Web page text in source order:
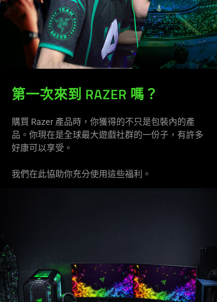
第一次來到 RAZER 嗎？
購買 Razer 產品時，你獲得的不只是包裝內的產
品。你現在是全球最大遊戲社群的一份子，有許多
好康可以享受。
我們在此協助你充分使用這些福利。